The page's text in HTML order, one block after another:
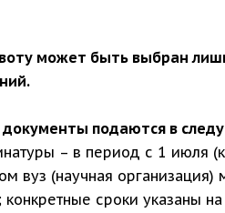
может быть выбран
документы подаются в
– в период с 1 июля
вуз (научная
сроки указаны